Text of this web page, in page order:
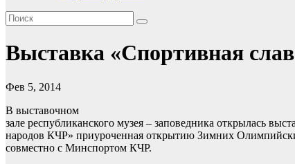
Выставка «Спортивная
Фев 5, 2014
В выставочном
зале республиканского музея – заповедника открылась
народов КЧР» приуроченная открытию Зимних
совместно с Минспортом КЧР.